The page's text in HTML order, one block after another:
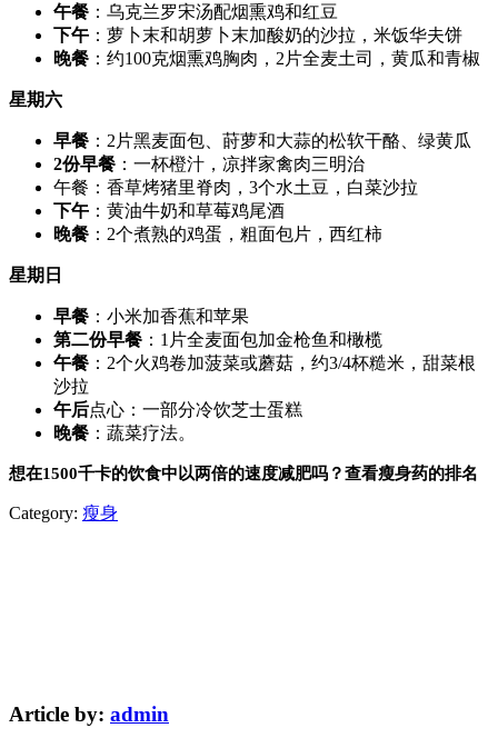
午餐 ：乌克兰罗宋汤配烟熏鸡和红豆
下午 ：萝卜末和胡萝卜末加酸奶的沙拉，米饭华夫饼
晚餐 ：约100克烟熏鸡胸肉，2片全麦土司，黄瓜和青椒
星期六
早餐 ：2片黑麦面包、莳萝和大蒜的松软干酪、绿黄瓜
2份早餐 ：一杯橙汁，凉拌家禽肉三明治
午餐：香草烤猪里脊肉，3个水土豆，白菜沙拉
下午 ：黄油牛奶和草莓鸡尾酒
晚餐 ：2个煮熟的鸡蛋，粗面包片，西红柿
星期日
早餐 ：小米加香蕉和苹果
第二份早餐 ：1片全麦面包加金枪鱼和橄榄
午餐 ：2个火鸡卷加菠菜或蘑菇，约3/4杯糙米，甜菜根
沙拉
午后点心：一部分冷饮芝士蛋糕
晚餐 ：蔬菜疗法。
想在1500千卡的饮食中以两倍的速度减肥吗？查看瘦身药的排名
Category: 瘦身
Article by: admin